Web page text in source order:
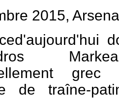
2015,
de traîne-